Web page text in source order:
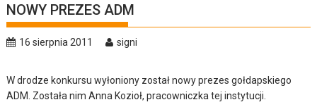
NOWY PREZES ADM
16 sierpnia 2011 signi
W drodze konkursu wyłoniony został nowy prezes gołdapskiego
ADM. Została nim Anna Kozioł, pracowniczka tej instytucji.